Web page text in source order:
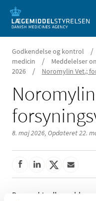
Godkendelse og kontrol /
medicin
/ Meddelelser
2026
/ Noromylin Vet.;
8. maj 2026, Opdateret 22.
Der er aktuelle